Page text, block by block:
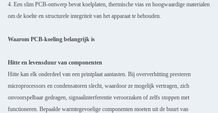
4. Een slim PCB-ontwerp bevat koelplaten, thermische vias en hoogwaardige materialen
om de koelte en structurele integriteit van het apparaat te behouden.
Waarom PCB-koeling belangrijk is
Hitte en levensduur van componenten
Hitte kan elk onderdeel van een printplaat aantasten. Bij oververhitting presteren
microprocessors en condensatoren slecht, waardoor ze mogelijk vertragen, zich
onvoorspelbaar gedragen, signaalinterferentie veroorzaken of zelfs stoppen met
functioneren. Bepaalde warmtegevoelige componenten moeten uit de buurt van